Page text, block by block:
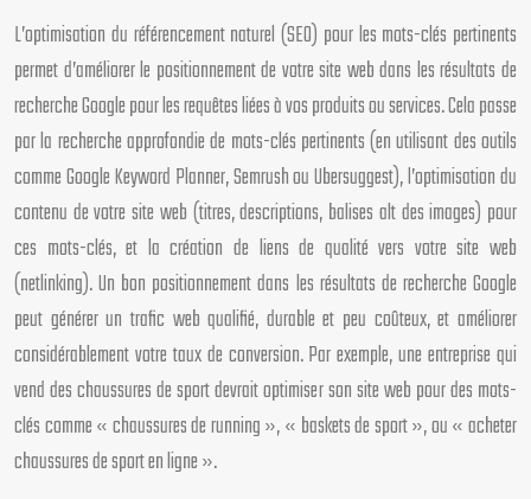
L’optimisation du référencement naturel (SEO) pour les mots-clés pertinents
permet d’améliorer le positionnement de votre site web dans les résultats de
recherche Google pour les requêtes liées à vos produits ou services. Cela passe
par la recherche approfondie de mots-clés pertinents (en utilisant des outils
comme Google Keyword Planner, Semrush ou Ubersuggest), l’optimisation du
contenu de votre site web (titres, descriptions, balises alt des images) pour
ces mots-clés, et la création de liens de qualité vers votre site web
(netlinking). Un bon positionnement dans les résultats de recherche Google
peut générer un trafic web qualifié, durable et peu coûteux, et améliorer
considérablement votre taux de conversion. Par exemple, une entreprise qui
vend des chaussures de sport devrait optimiser son site web pour des mots-
clés comme « chaussures de running », « baskets de sport », ou « acheter
chaussures de sport en ligne ».